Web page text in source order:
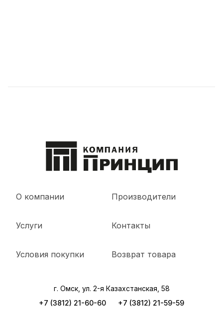
О компании
Услуги
Условия покупки
Производители
Контакты
Возврат товара
г. Омск, ул. 2-я Казахстанская, 58
+7 (3812) 21-60-60
+7 (3812) 21-59-59